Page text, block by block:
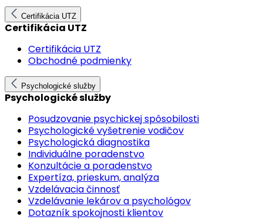
Certifikácia UTZ
Certifikácia UTZ
Certifikácia UTZ
Obchodné podmienky
Psychologické služby
Psychologické služby
Posudzovanie psychickej spôsobilosti
Psychologické vyšetrenie vodičov
Psychologická diagnostika
Individuálne poradenstvo
Konzultácie a poradenstvo
Expertíza, prieskum, analýza
Vzdelávacia činnosť
Vzdelávanie lekárov a psychológov
Dotazník spokojnosti klientov